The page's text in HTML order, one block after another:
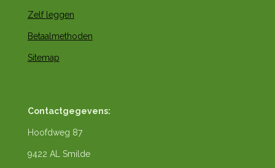
Zelf leggen
Betaalmethoden
Sitemap
Contactgegevens:
Hoofdweg 87
9422 AL Smilde